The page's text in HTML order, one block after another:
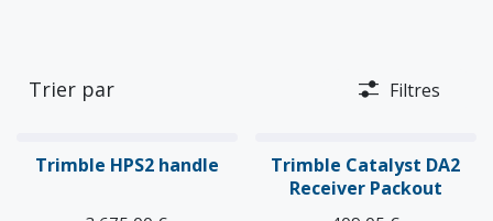
Trier par Filtres
Trimble HPS2 handle
Trimble Catalyst DA2
Receiver Packout